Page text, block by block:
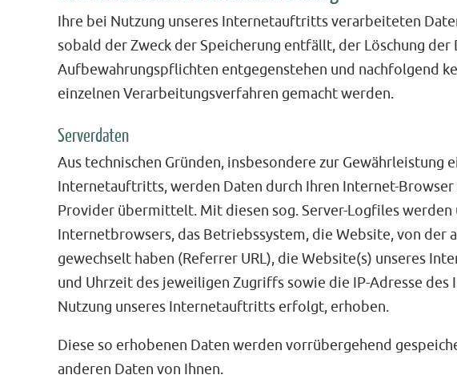
Ihre bei Nutzung unseres Internetauftritts verarbeiteten
sobald der Zweck der Speicherung entfällt, der Löschung der
Aufbewahrungspflichten entgegenstehen und nachfolgend
einzelnen Verarbeitungsverfahren gemacht werden.
Serverdaten
Aus technischen Gründen, insbesondere zur Gewährleistung
Internetauftritts, werden Daten durch Ihren Internet-Browser
Provider übermittelt. Mit diesen sog. Server-Logfiles werden
Internetbrowsers, das Betriebssystem, die Website, von der
gewechselt haben (Referrer URL), die Website(s) unseres
und Uhrzeit des jeweiligen Zugriffs sowie die IP-Adresse des
Nutzung unseres Internetauftritts erfolgt, erhoben.
Diese so erhobenen Daten werden vorrübergehend
anderen Daten von Ihnen.